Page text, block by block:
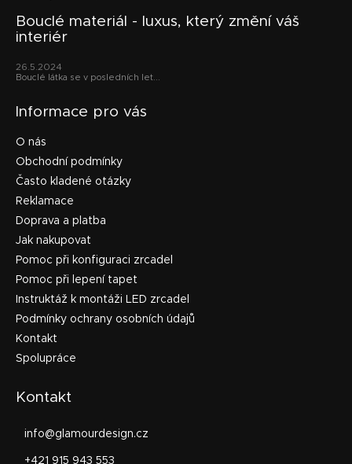
Bouclé materiál - luxus, který změní váš
interiér
26.5.2024
Bouclé látka se v posledních let...
Informace pro vás
O nás
Obchodní podmínky
Často kladené otázky
Reklamace
Doprava a platba
Jak nakupovat
Pomoc při konfiguraci zrcadel
Pomoc při lepení tapet
Instruktáž k montáži LED zrcadel
Podmínky ochrany osobních údajů
Kontakt
Spolupráce
Kontakt
info@glamourdesign.cz
+421 915 943 553